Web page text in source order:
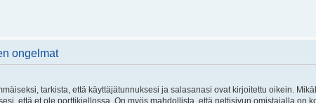
ongelmat
tarkista, että käyttäjätunnuksesi ja salasanasi ovat kirjoitettu oikein.
että et ole porttikiellossa. On myös mahdollista, että nettisivun omistajalla on